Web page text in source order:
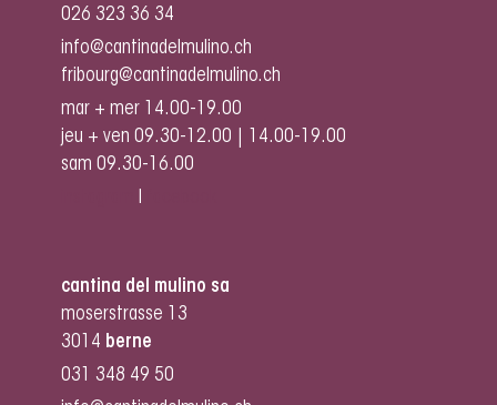
026 323 36 34
info@cantinadelmulino.ch
fribourg@cantinadelmulino.ch
mar + mer 14.00-19.00
jeu + ven 09.30-12.00 | 14.00-19.00
sam 09.30-16.00
cantina del mulino sa
moserstrasse 13
3014 berne
031 348 49 50